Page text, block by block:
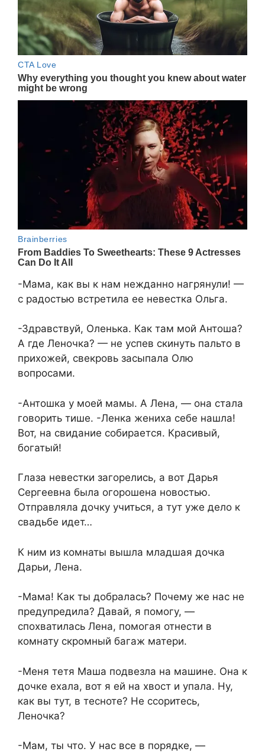
-Мама, как вы к нам нежданно нагрянули! —
с радостью встретила ее невестка Ольга.
-Здравствуй, Оленька. Как там мой Антоша?
А где Леночка? — не успев скинуть пальто в
прихожей, свекровь засыпала Олю
вопросами.
-Антошка у моей мамы. А Лена, — она стала
говорить тише. -Ленка жениха себе нашла!
Вот, на свидание собирается. Красивый,
богатый!
Глаза невестки загорелись, а вот Дарья
Сергеевна была огорошена новостью.
Отправляла дочку учиться, а тут уже дело к
свадьбе идет…
К ним из комнаты вышла младшая дочка
Дарьи, Лена.
-Мама! Как ты добралась? Почему же нас не
предупредила? Давай, я помогу, —
спохватилась Лена, помогая отнести в
комнату скромный багаж матери.
-Меня тетя Маша подвезла на машине. Она к
дочке ехала, вот я ей на хвост и упала. Ну,
как вы тут, в тесноте? Не ссоритесь,
Леночка?
-Мам, ты что. У нас все в порядке, —